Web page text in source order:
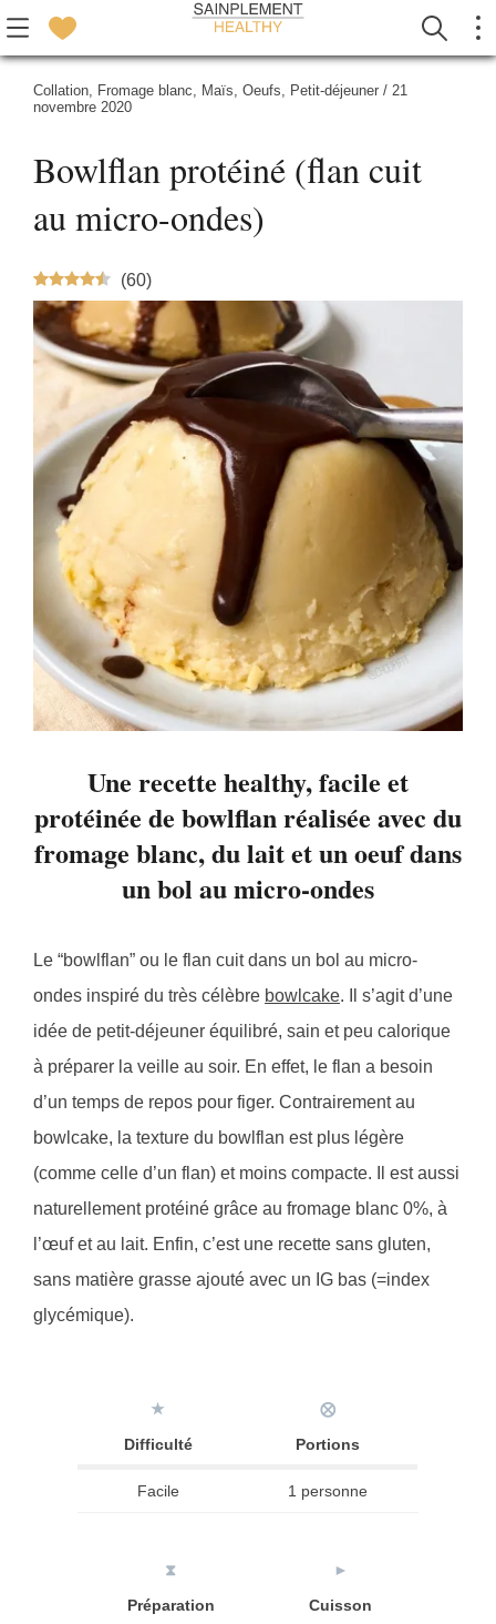
Collation, Fromage blanc, Maïs, Oeufs, Petit-déjeuner / 21
novembre 2020
Bowlflan protéiné (flan cuit
au micro-ondes)
(60)
Une recette healthy, facile et
protéinée de bowlflan réalisée avec du
fromage blanc, du lait et un oeuf dans
un bol au micro-ondes
Le “bowlflan” ou le flan cuit dans un bol au micro-
ondes inspiré du très célèbre bowlcake. Il s’agit d’une
idée de petit-déjeuner équilibré, sain et peu calorique
à préparer la veille au soir. En effet, le flan a besoin
d’un temps de repos pour figer. Contrairement au
bowlcake, la texture du bowlflan est plus légère
(comme celle d’un flan) et moins compacte. Il est aussi
naturellement protéiné grâce au fromage blanc 0%, à
l’œuf et au lait. Enfin, c’est une recette sans gluten,
sans matière grasse ajouté avec un IG bas (=index
glycémique).
★
Difficulté
⨂
Portions
Facile 1 personne
⧗
Préparation
►
Cuisson